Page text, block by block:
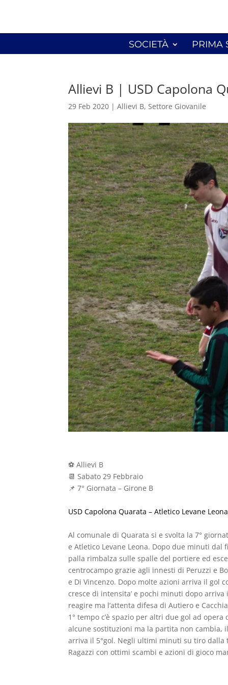
SOCIETÀ PRIMA
Allievi B | USD Capolona
29 Feb 2020 |Allievi B,Settore Giovanile
⚽️ Allievi B
📆 Sabato 29 Febbraio
📌 7° Giornata – Girone B
USD Capolona Quarata – Atletico Levane
Al comunale di Quarata si e svolta la 7°
e Atletico Levane Leona. Dopo due minuti
palla rimbalza sulle spalle del portiere ed
centrocampo grazie agli innesti di Peruzzi e
e Di Vincenzo. Dopo molte azioni arriva il gol
cresce di intensita’ e pochi minuti dopo
reagire ma l’attenta difesa di Autiero e
1° tempo c’è spazio per altri due gol ad
alcune sostituzioni ma la partita non cambia,
arriva il 5°gol. Negli ultimi minuti su tiro dalla
Ragazzi con ottimi scambi e azioni di gioco